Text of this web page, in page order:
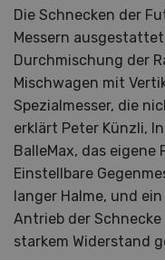
Die Schnecken der
Messern
Durchmischung der
Mischwagen mit
Spezialmesser, die
erklärt Peter Künzli,
BalleMax, das
Einstellbare
langer Halme, und
Antrieb der
starkem Widerstand